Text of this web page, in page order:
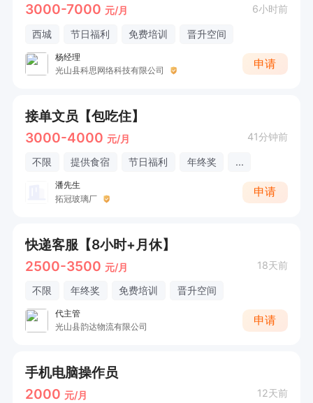
3000-7000 元/月 6小时前
西城 节日福利 免费培训 晋升空间
杨经理
光山县科思网络科技有限公司
申请
接单文员【包吃住】
3000-4000 元/月 41分钟前
不限 提供食宿 节日福利 年终奖 ...
潘先生
拓冠玻璃厂
申请
快递客服【8小时+月休】
2500-3500 元/月 18天前
不限 年终奖 免费培训 晋升空间
代主管
光山县韵达物流有限公司
申请
手机电脑操作员
2000 元/月 12天前